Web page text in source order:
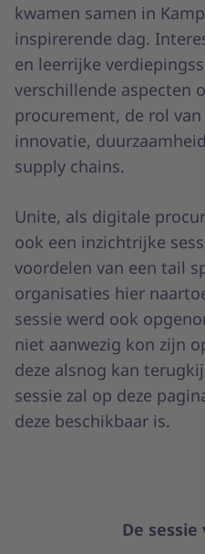
kwamen samen in
inspirerende dag.
en leerrijke
verschillende aspecten
procurement, de rol
innovatie,
supply chains.
Unite, als digitale
ook een inzichtrijke
voordelen van een tail
organisaties hier
sessie werd ook
niet aanwezig kon zijn
deze alsnog kan
sessie zal op deze
deze beschikbaar is.
De